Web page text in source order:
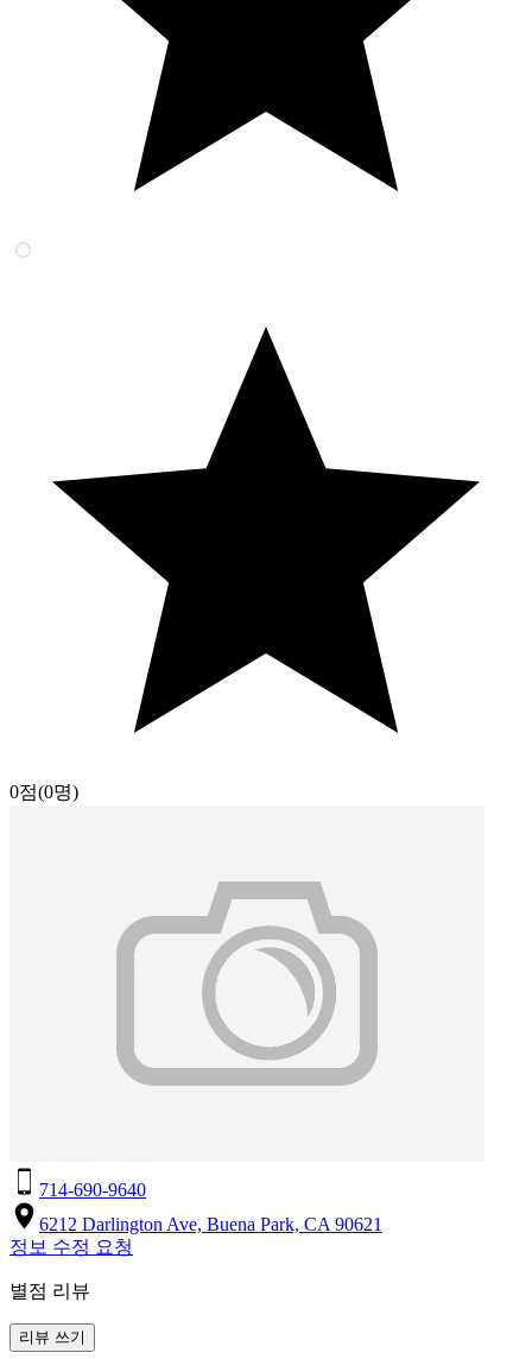
0점(0명)
714-690-9640
6212 Darlington Ave, Buena Park, CA 90621
정보 수정 요청
별점 리뷰
리뷰 쓰기